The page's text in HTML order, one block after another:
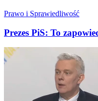
Prawo i Sprawiedliwość
Prezes PiS: To